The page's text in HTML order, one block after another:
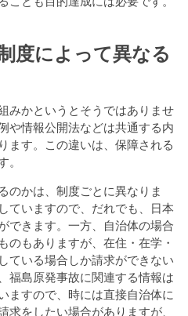
度によって異なる
みかというとそうではありませ
や情報公開法などは共通する内
ます。この違いは、保障される
のかは、制度ごとに異なりま
ていますので、だれでも、日本
できます。一方、自治体の場合
のもありますが、在住・在学・
ている場合しか請求ができない
福島原発事故に関連する情報は
ますので、時には直接自治体に
をしたい場合がありますが、